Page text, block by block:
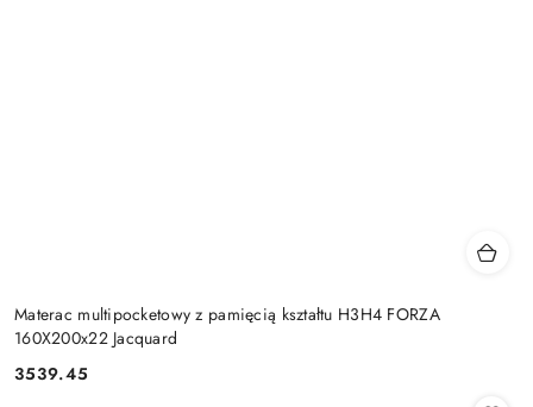
Materac multipocketowy z pamięcią kształtu H3H4 FORZA
160X200x22 Jacquard
Cena:
3539.45